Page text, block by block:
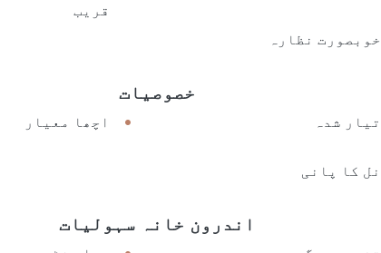
قریب
خوبصورت نظارہ
خصوصیات
تیار شدہ اچھا معیار
نل کا پانی
اندرون خانہ سہولیات